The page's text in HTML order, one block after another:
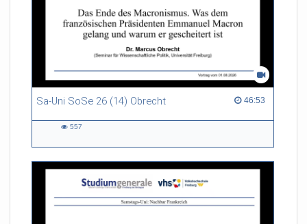
Sa-Uni SoSe 26 (14) Obrecht 46:53
46:53 duration
557